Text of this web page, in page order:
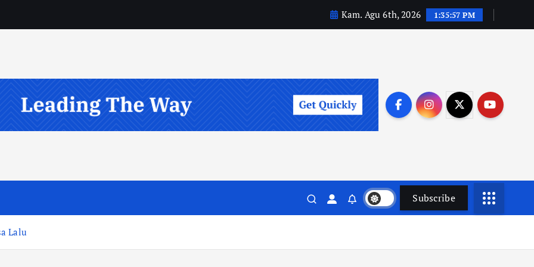
Kam. Agu 6th, 2026 1:35:58 PM
Subscribe
Lalu